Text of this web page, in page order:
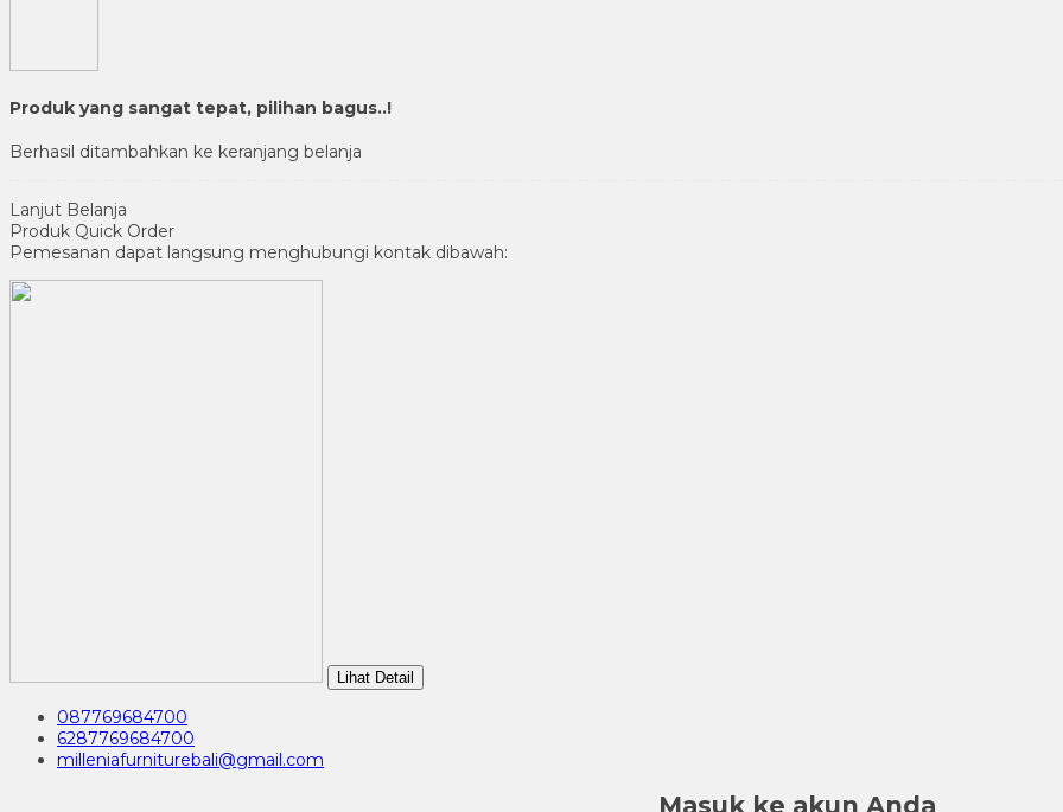
Produk yang sangat tepat, pilihan bagus..!
Berhasil ditambahkan ke keranjang belanja
Lanjut Belanja
Produk Quick Order
Pemesanan dapat langsung menghubungi kontak dibawah:
Lihat Detail
087769684700
6287769684700
milleniafurniturebali@gmail.com
Masuk ke akun Anda